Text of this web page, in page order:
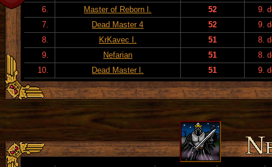
6.
Master of Reborn l. 52
9.
7.
Dead Master 4 52
9.
8.
KrKavec I. 51
8.
9.
Nefarian 51
8.
10.
Dead Master l. 51 9.